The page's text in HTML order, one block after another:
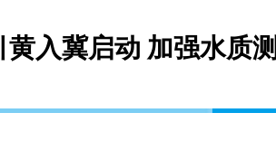
黄入冀启动 加强水质